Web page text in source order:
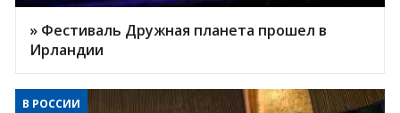
» Фестиваль Дружная планета прошел в
Ирландии
В РОССИИ